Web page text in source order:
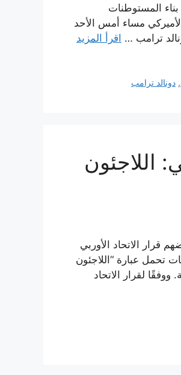
المستوطنات
مساء أمس الأحد
اقرأ المزيد
,دونالد ترامب
اللاجئون
الاتحاد الأوربي
تحمل عبارة “اللاجئون
لقرار الاتحاد